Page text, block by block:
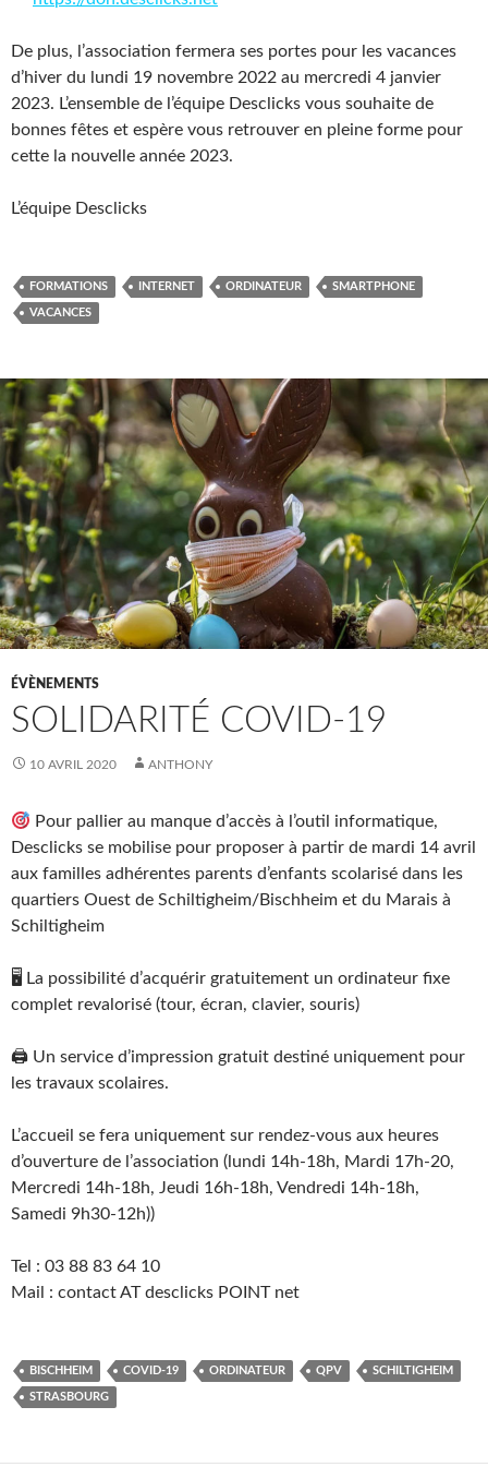
De plus, l’association fermera ses portes pour les vacances
d’hiver du lundi 19 novembre 2022 au mercredi 4 janvier
2023. L’ensemble de l’équipe Desclicks vous souhaite de
bonnes fêtes et espère vous retrouver en pleine forme pour
cette la nouvelle année 2023.
L’équipe Desclicks
FORMATIONS INTERNET ORDINATEUR SMARTPHONE
VACANCES
ÉVÈNEMENTS
SOLIDARITÉ COVID-19
10 AVRIL 2020 ANTHONY
Pour pallier au manque d’accès à l’outil informatique,
Desclicks se mobilise pour proposer à partir de mardi 14 avril
aux familles adhérentes parents d’enfants scolarisé dans les
quartiers Ouest de Schiltigheim/Bischheim et du Marais à
Schiltigheim
🖥 La possibilité d’acquérir gratuitement un ordinateur fixe
complet revalorisé (tour, écran, clavier, souris)
🖨 Un service d’impression gratuit destiné uniquement pour
les travaux scolaires.
L’accueil se fera uniquement sur rendez-vous aux heures
d’ouverture de l’association (lundi 14h-18h, Mardi 17h-20,
Mercredi 14h-18h, Jeudi 16h-18h, Vendredi 14h-18h,
Samedi 9h30-12h))
Tel : 03 88 83 64 10
Mail : contact AT desclicks POINT net
BISCHHEIM COVID-19 ORDINATEUR QPV SCHILTIGHEIM
STRASBOURG